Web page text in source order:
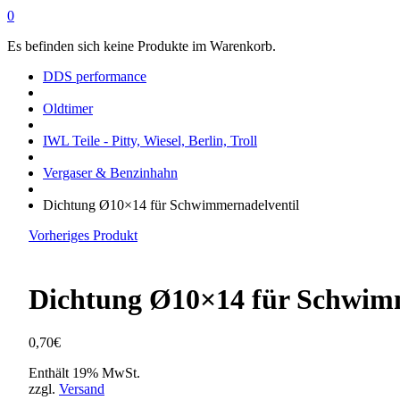
0
Es befinden sich keine Produkte im Warenkorb.
DDS performance
Oldtimer
IWL Teile - Pitty, Wiesel, Berlin, Troll
Vergaser & Benzinhahn
Dichtung Ø10×14 für Schwimmernadelventil
Vorheriges Produkt
Dichtung Ø10×14 für
0,70€
Enthält 19% MwSt.
zzgl. Versand